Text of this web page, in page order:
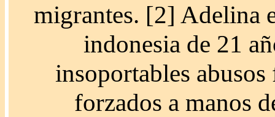
migrantes. [2] Adelina
indonesia de 21
insoportables
forzados a manos